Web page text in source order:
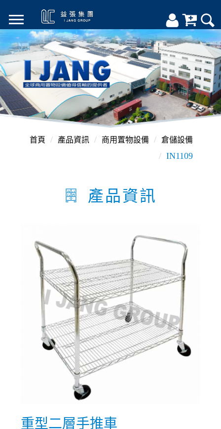
首頁 產品資訊 商用置物設備 倉儲設備
IN1109
產品資訊
重型二層手推車